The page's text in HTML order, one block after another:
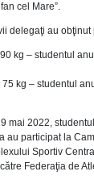
cel Mare”.
delegaţi au
kg – studentul
75 kg – studentul
mai 2022,
au participat la
Sportiv
Federaţia de